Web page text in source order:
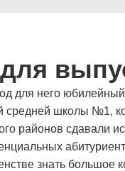
для него
школы №1,
районов сдавали
знать большое